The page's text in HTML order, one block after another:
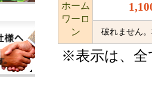
ホーム
ワーロ
ン
破れません
※表示は、全